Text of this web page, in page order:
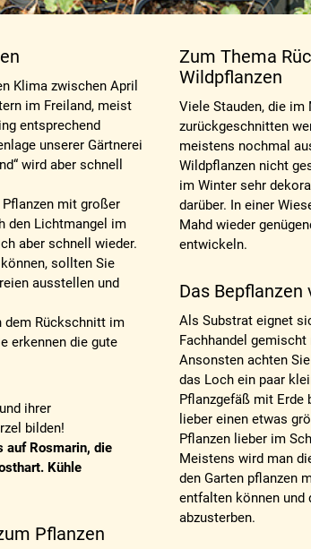
Klima zwischen April
im Freiland, meist
entsprechend
unserer Gärtnerei
wird aber schnell
mit großer
den Lichtmangel im
aber schnell wieder.
sollten Sie
ausstellen und
dem Rückschnitt im
erkennen die gute
ihrer
bilden!
auf Rosmarin, die
Kühle
Pflanzen
Zum Thema
Wildpflanzen
Viele Stauden, die im
zurückgeschnitten
meistens nochmal
Wildpflanzen nicht
im Winter sehr
darüber. In einer
Mahd wieder
entwickeln.
Das Bepflanzen
Als Substrat eignet
Fachhandel gemischt
Ansonsten achten
das Loch ein paar
Pflanzgefäß mit Erde
lieber einen etwas
Pflanzen lieber im
Meistens wird man
den Garten pflanzen
entfalten können und
abzusterben.